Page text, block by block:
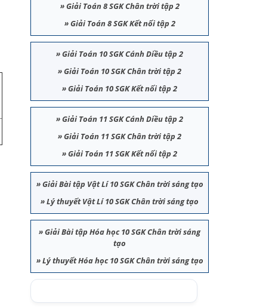
»Giải Toán 8 SGK Chân trời tập 2
»Giải Toán 8 SGK Kết nối tập 2
»Giải Toán 10 SGK Cánh Diều tập 2
»Giải Toán 10 SGK Chân trời tập 2
»Giải Toán 10 SGK Kết nối tập 2
»Giải Toán 11 SGK Cánh Diều tập 2
»Giải Toán 11 SGK Chân trời tập 2
»Giải Toán 11 SGK Kết nối tập 2
»Giải Bài tập Vật Lí 10 SGK Chân trời sáng tạo
»Lý thuyết Vật Lí 10 SGK Chân trời sáng tạo
»Giải Bài tập Hóa học 10 SGK Chân trời sáng
tạo
»Lý thuyết Hóa học 10 SGK Chân trời sáng tạo